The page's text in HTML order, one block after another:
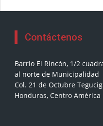
Contáctenos
Barrio El Rincón, 1/2
al norte de Municipalidad
Col. 21 de Octubre
Honduras, Centro América